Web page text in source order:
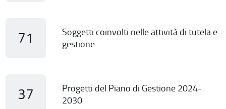
71
Soggetti coinvolti nelle attività di tutela e
gestione
37
Progetti del Piano di Gestione 2024-
2030